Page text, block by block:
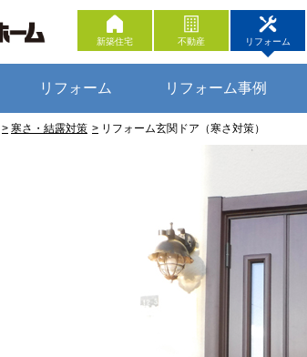
新築住宅 不動産 リフォーム
リフォーム リフォーム事例
寒さ・結露対策 リフォーム玄関ドア（寒さ対策）